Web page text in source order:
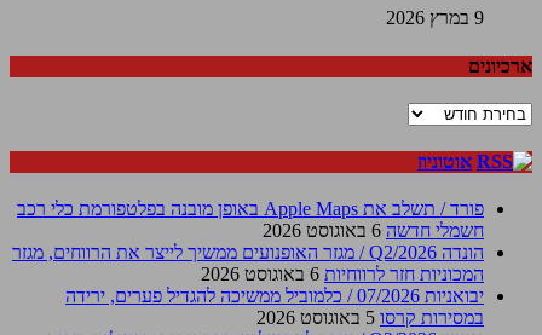
9 במרץ 2026
ארכיונים
ארכיונים
אוטוניוז
פורד / תשלב את Apple Maps באופן מובנה בפלטפורמת כלי רכב
חשמלי חדשה 6 באוגוסט 2026
הונדה Q2/2026 / מגזר האופנועים ממשיך לייצר את הרווחים, מגזר
המכוניות חזר לרווחיות 6 באוגוסט 2026
יבואניות 07/2026 / כלמוביל ממשיכה להגדיל פערים, ירידה
במסירות קרסו 5 באוגוסט 2026